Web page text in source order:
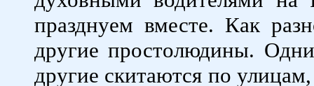
празднуем вместе. Как
другие простолюдины.
другие скитаются по